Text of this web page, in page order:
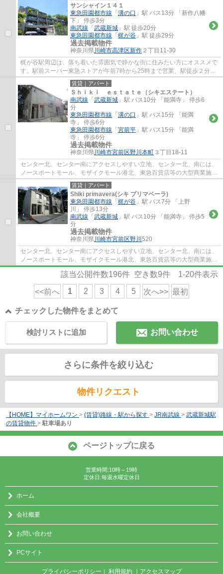
サンシャイン１４１
東急田園都市線 「 溝の口 」駅 バス13分 「新作八幡
下」 停歩3分
南武線 「 武蔵新城 」駅 徒歩20分
東急田園都市線 「 梶が谷 」駅 徒歩29分
過去掲載物件
神奈川県川崎市高津区新作 ２丁目11-30
梶が谷駅周辺は、落ち着いた雰囲気で静かな街に住みたい方にオススメで
す。駅前スーパー東急ストアが午前7時から25時まで営業、駅徒歩２分の
高津郵便局は、高津区の本局で不在時の荷物...
賃貸｜アパート
Ｓｈｉｋｉ ｅｓｔａｔｅ（シキエステート）
南武線 「 武蔵新城 」駅 バス10分 「能満寺」 停歩6
分
東急田園都市線 「 溝の口 」駅 バス15分 「能満
寺」 停歩6分
東急田園都市線 「 宮前平 」駅 バス15分 「能満
寺」 停歩6分
過去掲載物件
神奈川県川崎市宮前区野川本町 ３丁目18-11
センター北、センター南にアクセスしやすい立地、センター北、南には、
ノースポートモール、モザイクモール港北、東急百貨店等の大型商業施設
が利用しやすいので休日の過ごし方の幅も...
賃貸｜アパート
Shiki primavera(シキ プリマベーラ)
東急田園都市線 「 梶が谷 」駅 バス7分 「上野
川」 停歩13分
南武線 「 武蔵新城 」駅 バス10分 「能満寺」 停歩5
分
過去掲載物件
神奈川県川崎市宮前区野川 520
センター北、センター南にアクセスしやすい立地、センター北、南には、
ノースポートモール、モザイクモール港北、東急百貨店等の大型商業施設
が利用しやすいので休日の過ごし方の幅も...
該当公開件数196件 空き数9件 1-20件表示
<<前へ 1 2 3 4 5 次へ>> 最初
チェックした物件をまとめて
お問い合わせ
検討リストに追加
さらに条件を絞り込む
物件リクエスト
【HOME】マイホームワン > (賃貸)路線・駅から探す > JR南武線 > 武蔵新城駅
の賃貸物件 > 駐車場あり
ページトップに戻る
営業時間:10時～19時
定休日:毎週水曜定休日
ホーム
会社概要
お問い合わせ
PCサイト
プライバシーポリシー ｜ 利用規約 ｜アクセスマップ